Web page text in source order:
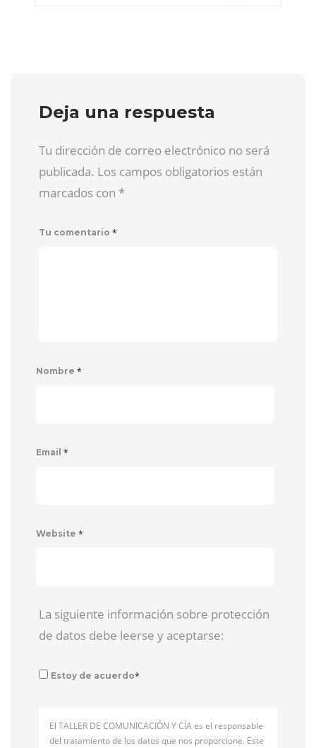
Deja una respuesta
Tu dirección de correo electrónico no será
publicada. Los campos obligatorios están
marcados con *
Tu comentario *
Nombre *
Email *
Website *
La siguiente información sobre protección
de datos debe leerse y aceptarse:
Estoy de acuerdo*
El TALLER DE COMUNICACIÓN Y CÍA es el responsable
del tratamiento de los datos que nos proporcione. Este